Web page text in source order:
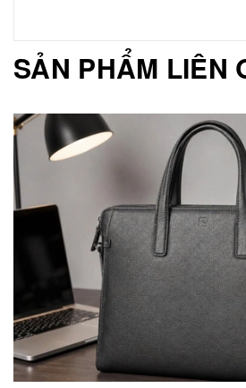
SẢN PHẨM LIÊN